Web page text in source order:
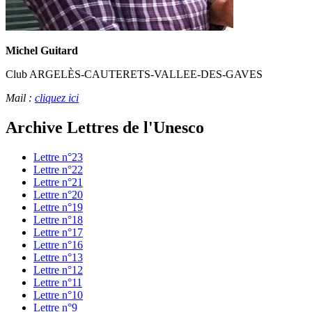
Michel Guitard
Club ARGELÈS-CAUTERETS-VALLEE-DES-GAVES
Mail : cliquez ici
Archive Lettres de l'Unesco
Lettre n°23
Lettre n°22
Lettre n°21
Lettre n°20
Lettre n°19
Lettre n°18
Lettre n°17
Lettre n°16
Lettre n°13
Lettre n°12
Lettre n°11
Lettre n°10
Lettre n°9